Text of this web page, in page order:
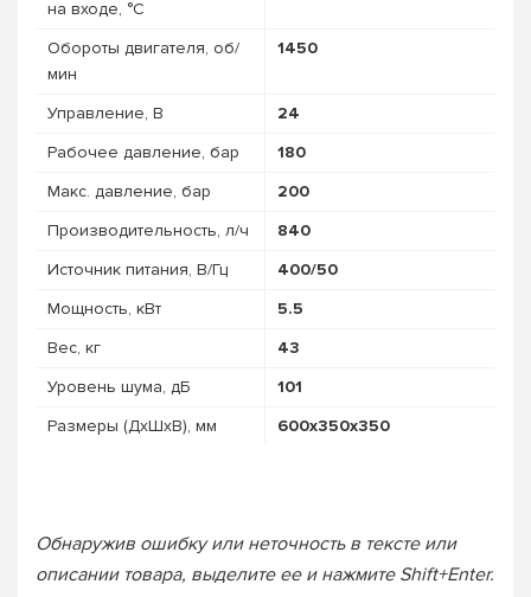
на входе, °C
Обороты двигателя, об/
мин
1450
Управление, В
24
Рабочее давление, бар
180
Макс. давление, бар
200
Про­из­во­дитель­ность, л/ч
840
Источник питания, В/Гц
400/50
Мощность, кВт
5.5
Вес, кг
43
Уровень шума, дБ
101
Размеры (ДхШхВ), мм
600х350х350
Обнаружив ошибку или неточность в тексте или
описании товара, выделите ее и нажмите Shift+Enter.